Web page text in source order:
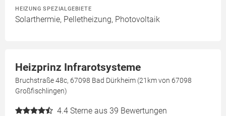
HEIZUNG SPEZIALGEBIETE
Solarthermie, Pelletheizung, Photovoltaik
Heizprinz Infrarotsysteme
Bruchstraße 48c, 67098 Bad Dürkheim (21km von 67098
Großfischlingen)
4.4 Sterne aus 39 Bewertungen